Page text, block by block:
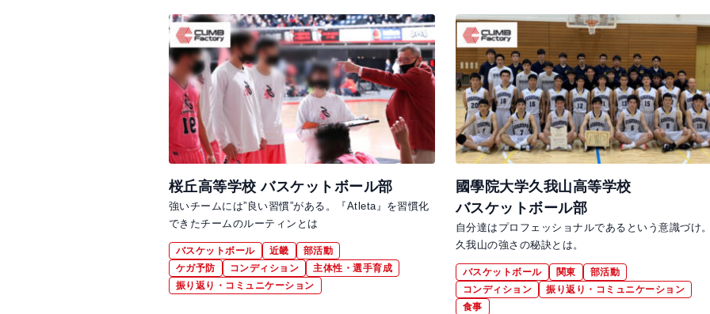
桜丘高等学校 バスケットボール部
強いチームには”良い習慣”がある。『Atleta』を習慣化
できたチームのルーティンとは
バスケットボール 近畿
部活動
ケガ予防
コンディション
主体性・選手育成
振り返り・コミュニケーション
國學院大学久我山高等学校
バスケットボール部
自分達はプロフェッショナルであるという意識づけ
久我山の強さの秘訣とは。
バスケットボール 関東
部活動
コンディション
振り返り・コミュニケーション
食事